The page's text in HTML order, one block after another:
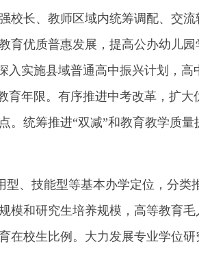
校长、教师区域内统筹调配、交
育优质普惠发展，提高公办幼儿
入实施县域普通高中振兴计划，高
年限。有序推进中考改革，扩大
。统筹推进“双减”和教育教学质量
、技能型等基本办学定位，分类
模和研究生培养规模，高等教育毛
在校生比例。大力发展专业学位